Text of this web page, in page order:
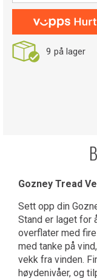
9 på lager
Gozney Tread
Sett opp din
Stand er laget for
overflater med
med tanke på
vekk fra vinden.
høydenivåer, og